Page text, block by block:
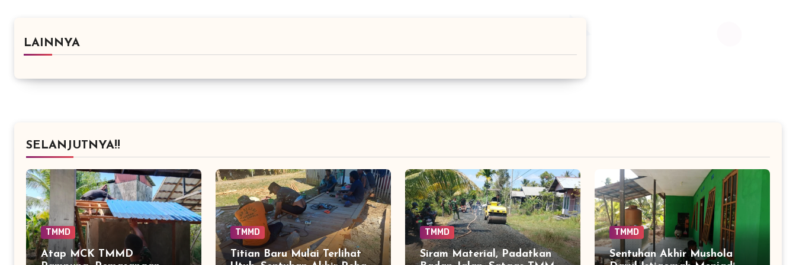
LAINNYA
SELANJUTNYA!!
TMMD
Atap MCK TMMD
TMMD
Titian Baru Mulai Terlihat
TMMD
Siram Material, Padatkan
TMMD
Sentuhan Akhir Mushola